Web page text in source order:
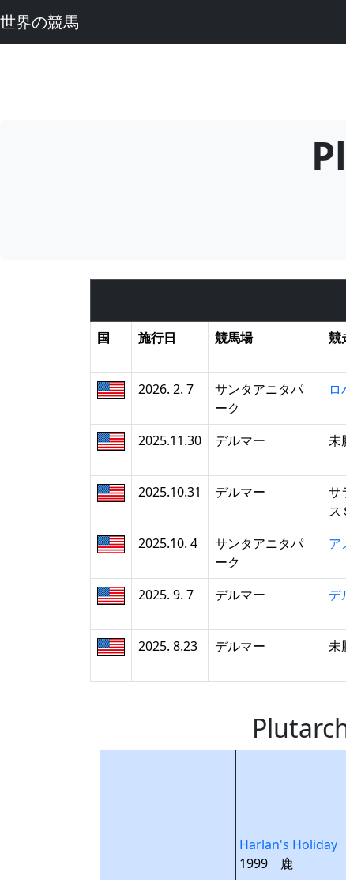
世界の競馬
国 施行日 競馬場 競
2026. 2. 7
サンタアニタパ
ーク
2025.11.30 デルマー 未
2025.10.31 デルマー
サ
ス
2025.10. 4
サンタアニタパ
ーク
ア
2025. 9. 7 デルマー デ
2025. 8.23
デルマー 未
Harlan's Holiday
1999 鹿